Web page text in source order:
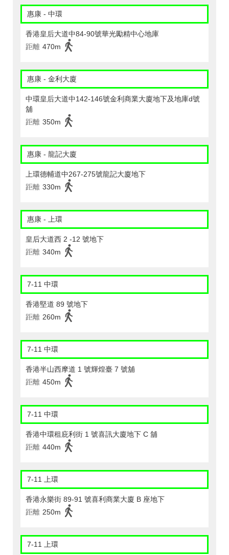
惠康 - 中環
香港皇后大道中84-90號華光勵精中心地庫
距離 470m
惠康 - 金利大廈
中環皇后大道中142-146號金利商業大廈地下及地庫d號
舖
距離 350m
惠康 - 龍記大廈
上環德輔道中267-275號龍記大廈地下
距離 330m
惠康 - 上環
皇后大道西 2 -12 號地下
距離 340m
7-11 中環
香港堅道 89 號地下
距離 260m
7-11 中環
香港半山西摩道 1 號輝煌臺 7 號舖
距離 450m
7-11 中環
香港中環租庇利街 1 號喜訊大廈地下 C 舖
距離 440m
7-11 上環
香港永樂街 89-91 號喜利商業大廈 B 座地下
距離 250m
7-11 上環